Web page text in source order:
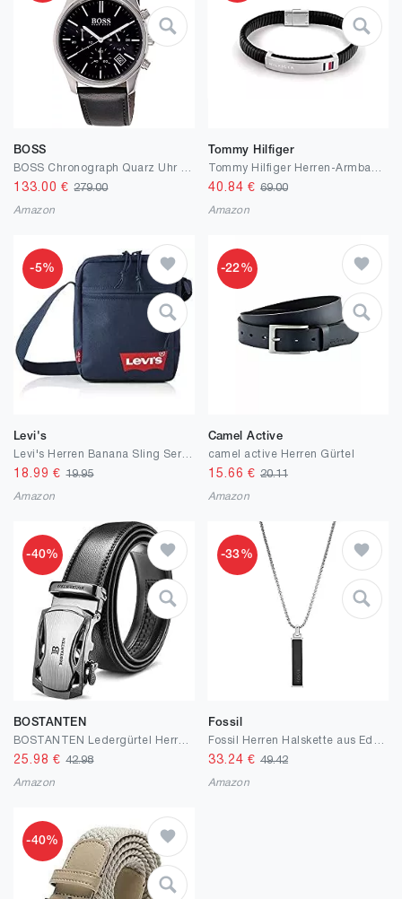
BOSS
133.00 €279.00
Amazon
Tommy Hilfiger
40.84 € 69.00
Amazon
-5%
Levi's
Levi's Herren Banana Sling Seriff Crossbody, 5.5x15.5x21 Centimeters (W x H x L)
18.99 €19.95
Amazon
-22%
Camel Active
camel active Herren Gürtel
15.66 € 20.11
Amazon
-40%
BOSTANTEN
BOSTANTEN Ledergürtel Herren Leder Gürtel mit Automatik SchnalleJeans Belt Schwarz
25.98 €42.98
Amazon
-33%
Fossil
33.24 € 49.42
Amazon
-40%